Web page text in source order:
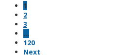
1
2
3
…
120
Next